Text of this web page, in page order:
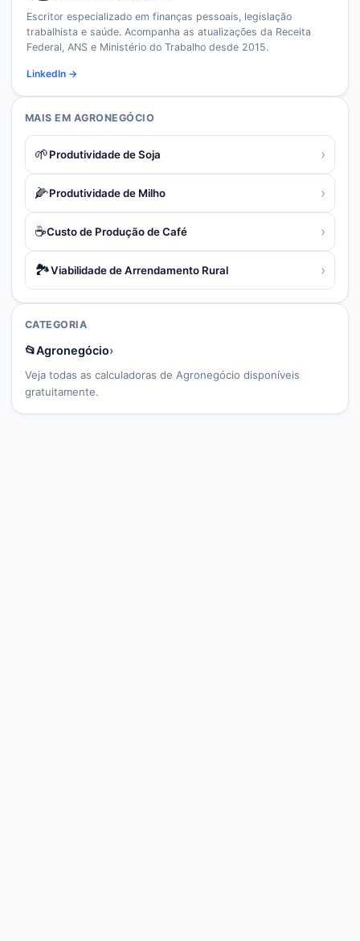
Escritor especializado em finanças pessoais, legislação
trabalhista e saúde. Acompanha as atualizações da Receita
Federal, ANS e Ministério do Trabalho desde 2015.
LinkedIn →
MAIS EM AGRONEGÓCIO
🌱Produtividade de Soja ›
🌽Produtividade de Milho ›
☕Custo de Produção de Café ›
🏞️Viabilidade de Arrendamento Rural ›
CATEGORIA
📂Agronegócio›
Veja todas as calculadoras de Agronegócio disponíveis
gratuitamente.